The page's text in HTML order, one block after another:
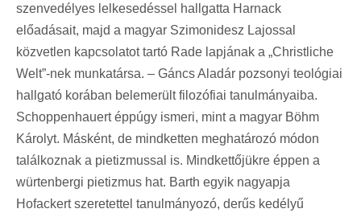
szenvedélyes lelkesedéssel hallgatta Harnack
előadásait, majd a magyar Szimonidesz Lajossal
közvetlen kapcsolatot tartó Rade lapjának a „Christliche
Welt”-nek munkatársa. – Gáncs Aladár pozsonyi teológiai
hallgató korában belemerült filozófiai tanulmányaiba.
Schoppenhauert éppúgy ismeri, mint a magyar Böhm
Károlyt. Másként, de mindketten meghatározó módon
találkoznak a pietizmussal is. Mindkettőjükre éppen a
würtenbergi pietizmus hat. Barth egyik nagyapja
Hofackert szeretettel tanulmányozó, derűs kedélyű